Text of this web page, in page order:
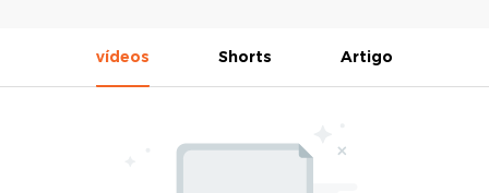
vídeos Shorts Artigo